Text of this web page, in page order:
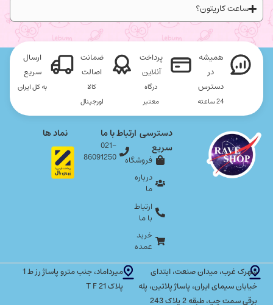
ساعت کاریتون؟
همیشه
در
دسترس
24 ساعته
پرداخت
آنلاین
درگاه
معتبر
ضمانت
اصالت
کالا
اورجینال
ارسال
سریع
به کل ایران
شهرک غرب، میدان صنعت، ابتدای
خیابان سیمای ایران، پاساژ پلاتین، پله
برقی سمت چپ، طبقه 2 پلاک 243
میرداماد، جنب مترو پاساژ رز ط 1
پلاک T F 21
دسترسی
سریع
فروشگاه
درباره
ما
ارتباط
با ما
خرید
عمده
ارتباط با ما
021-
86091250
نماد ها